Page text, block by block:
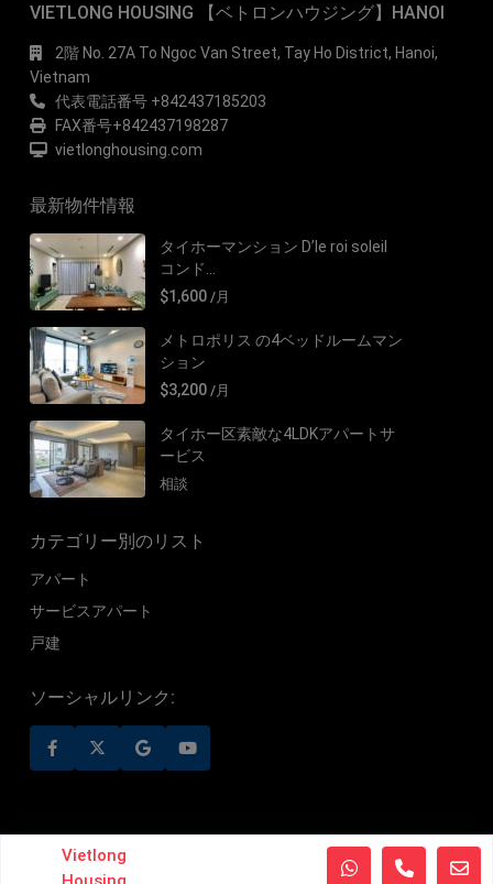
VIETLONG HOUSING 【ベトロンハウジング】HANOI
2階 No. 27A To Ngoc Van Street, Tay Ho District, Hanoi,
Vietnam
代表電話番号 +842437185203
FAX番号+842437198287
vietlonghousing.com
最新物件情報
タイホーマンション D’le roi soleil
コンド...
$1,600 /月
メトロポリス の4ベッドルームマン
ション
$3,200 /月
タイホー区素敵な4LDKアパートサ
ービス
相談
カテゴリー別のリスト
アパート
サービスアパート
戸建
ソーシャルリンク:
©2019 VietLong Housing - All Rights Reserved
Vietlong